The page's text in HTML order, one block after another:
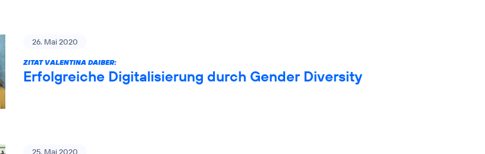
26. Mai 2020
ZITAT VALENTINA DAIBER:
Erfolgreiche Digitalisierung durch Gender Diversity
25. Mai 2020